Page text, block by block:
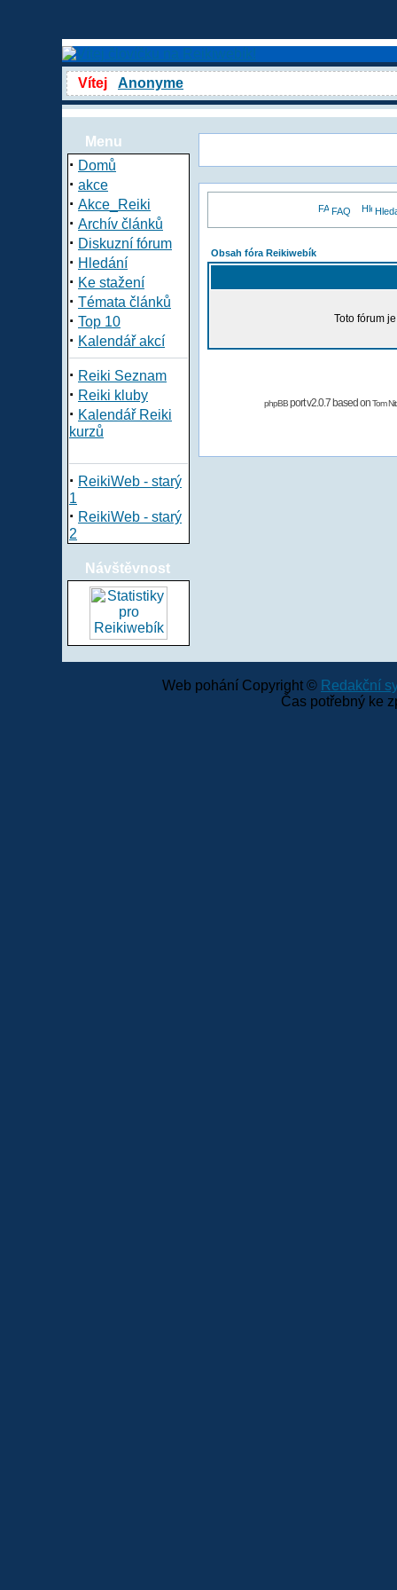
Vítej Anonyme
Menu
· Domů
· akce
· Akce_Reiki
· Archív článků
· Diskuzní fórum
· Hledání
· Ke stažení
· Témata článků
· Top 10
· Kalendář akcí
· Reiki Seznam
· Reiki kluby
· Kalendář Reiki
kurzů
· ReikiWeb - starý
1
· ReikiWeb - starý
2
Návštěvnost
FAQ
Obsah fóra Reikiwebík
Toto fórum
phpBBport v2.0.7 based onTom
Web pohání Copyright © Redakční
Čas potřebný ke